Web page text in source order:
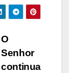
O
Senhor
continua